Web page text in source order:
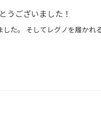
ございました！